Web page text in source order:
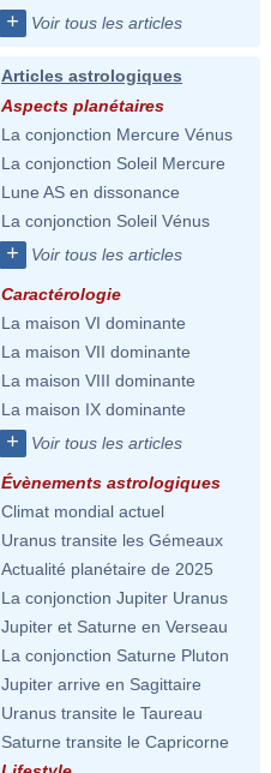
+ Voir tous les articles
Articles astrologiques
Aspects planétaires
La conjonction Mercure Vénus
La conjonction Soleil Mercure
Lune AS en dissonance
La conjonction Soleil Vénus
+ Voir tous les articles
Caractérologie
La maison VI dominante
La maison VII dominante
La maison VIII dominante
La maison IX dominante
+ Voir tous les articles
Évènements astrologiques
Climat mondial actuel
Uranus transite les Gémeaux
Actualité planétaire de 2025
La conjonction Jupiter Uranus
Jupiter et Saturne en Verseau
La conjonction Saturne Pluton
Jupiter arrive en Sagittaire
Uranus transite le Taureau
Saturne transite le Capricorne